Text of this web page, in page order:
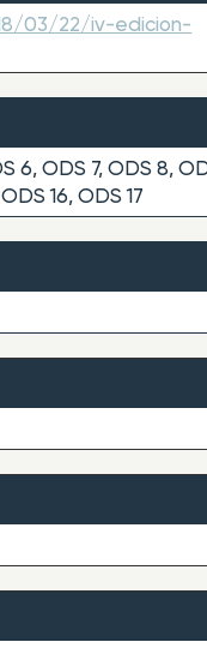
03/22/iv-edicion-
6, ODS 7, ODS 8,
16, ODS 17